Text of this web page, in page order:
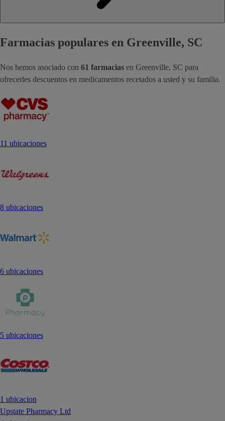
Farmacias populares en Greenville, SC
Nos hemos asociado con 61 farmacias en Greenville, SC para
ofrecerles descuentos en medicamentos recetados a usted y su familia.
11 ubicaciones
8 ubicaciones
6 ubicaciones
5 ubicaciones
1 ubicacion
Upstate Pharmacy Ltd